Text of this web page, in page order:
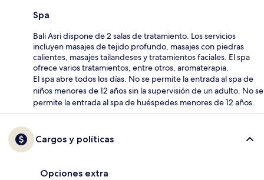
Spa
Bali Asri dispone de 2 salas de tratamiento. Los servicios
incluyen masajes de tejido profundo, masajes con piedras
calientes, masajes tailandeses y tratamientos faciales. El spa
ofrece varios tratamientos, entre otros, aromaterapia.
El spa abre todos los días. No se permite la entrada al spa de
niños menores de 12 años sin la supervisión de un adulto. No se
permite la entrada al spa de huéspedes menores de 12 años.
Cargos y políticas
Opciones extra